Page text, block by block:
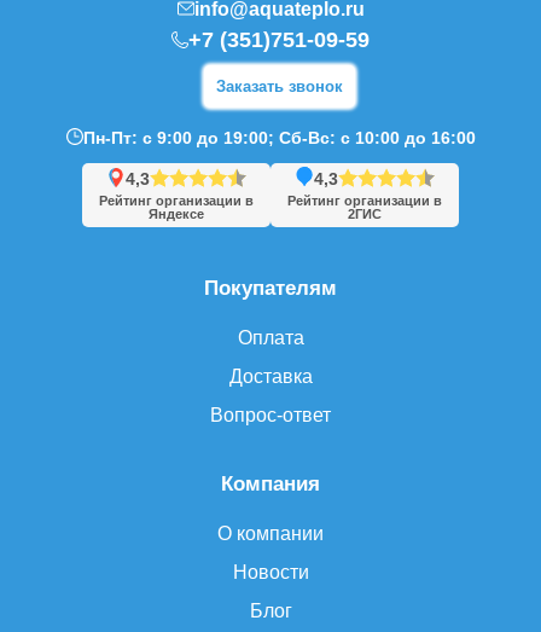
Компания
О компании
Новости
Блог
Покупателям
Оплата
Доставка
Вопрос-ответ
info@aquateplo.ru
+7 (351)751-09-59
Заказать звонок
Пн-Пт: с 9:00 до 19:00; Сб-Вс: с 10:00 до 16:00
4,3
Рейтинг организации в
Яндексе
4,3
Рейтинг организации в
2ГИС